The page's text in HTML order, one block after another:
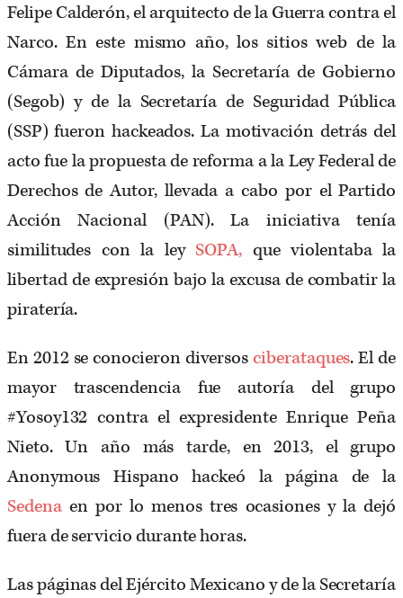
Felipe Calderón, el arquitecto de la Guerra contra el
Narco. En este mismo año, los sitios web de la
Cámara de Diputados, la Secretaría de Gobierno
(Segob) y de la Secretaría de Seguridad Pública
(SSP) fueron hackeados. La motivación detrás del
acto fue la propuesta de reforma a la Ley Federal de
Derechos de Autor, llevada a cabo por el Partido
Acción Nacional (PAN). La iniciativa tenía
similitudes con la ley SOPA, que violentaba la
libertad de expresión bajo la excusa de combatir la
piratería.
En 2012 se conocieron diversosciberataques. El de
mayor trascendencia fue autoría del grupo
#Yosoy132 contra el expresidente Enrique Peña
Nieto. Un año más tarde, en 2013, el grupo
Anonymous Hispano hackeó la página de la
Sedenaen por lo menos tres ocasiones y la dejó
fuera de servicio durante horas.
Las páginas del Ejército Mexicano y de la Secretaría